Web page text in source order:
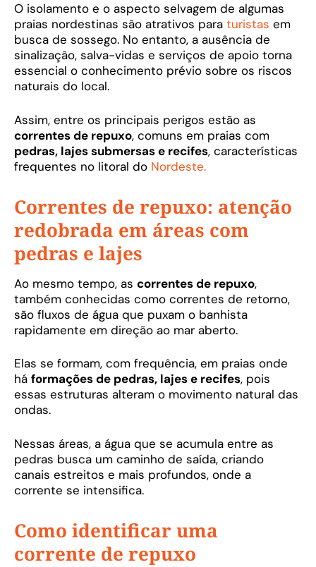
O isolamento e o aspecto selvagem de algumas
praias nordestinas são atrativos para turistas em
busca de sossego. No entanto, a ausência de
sinalização, salva-vidas e serviços de apoio torna
essencial o conhecimento prévio sobre os riscos
naturais do local.
Assim, entre os principais perigos estão as
correntes de repuxo, comuns em praias com
pedras, lajes submersas e recifes, características
frequentes no litoral do Nordeste.
Correntes de repuxo: atenção
redobrada em áreas com
pedras e lajes
Ao mesmo tempo, as correntes de repuxo,
também conhecidas como correntes de retorno,
são fluxos de água que puxam o banhista
rapidamente em direção ao mar aberto.
Elas se formam, com frequência, em praias onde
há formações de pedras, lajes e recifes, pois
essas estruturas alteram o movimento natural das
ondas.
Nessas áreas, a água que se acumula entre as
pedras busca um caminho de saída, criando
canais estreitos e mais profundos, onde a
corrente se intensifica.
Como identificar uma
corrente de repuxo